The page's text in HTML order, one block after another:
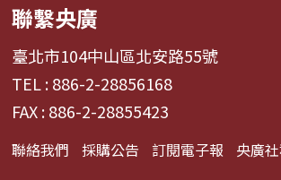
聯繫央廣
臺北市104中山區北安路55號
TEL : 886-2-28856168
FAX : 886-2-28855423
聯絡我們 採購公告 訂閱電子報 央廣